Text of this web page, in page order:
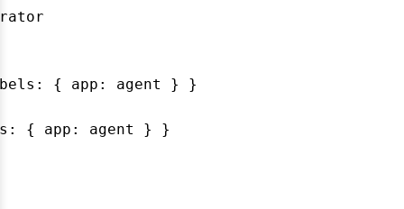
{ app: agent } }
{ app: agent } }